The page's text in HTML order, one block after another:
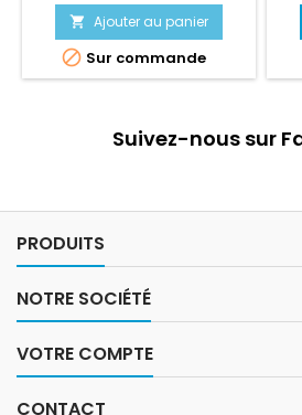
 Ajouter au panier
 Sur commande
Suivez-nous sur
PRODUITS
NOTRE SOCIÉTÉ
VOTRE COMPTE
CONTACT